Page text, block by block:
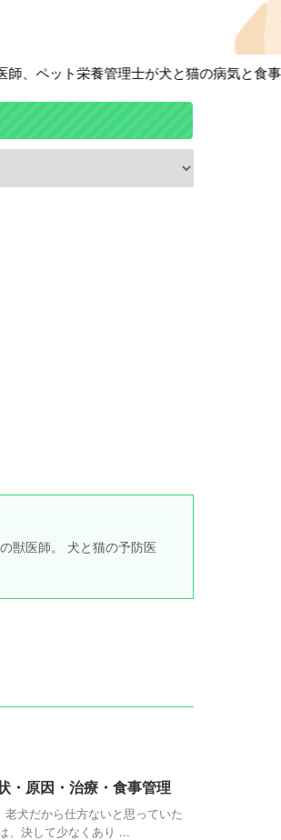
ペット栄養管理士が犬と猫の病気と食事に
獣医師。 犬と猫の予防医
・原因・治療・食事管理
犬だから仕方ないと思っていた
、決して少なくあり ...